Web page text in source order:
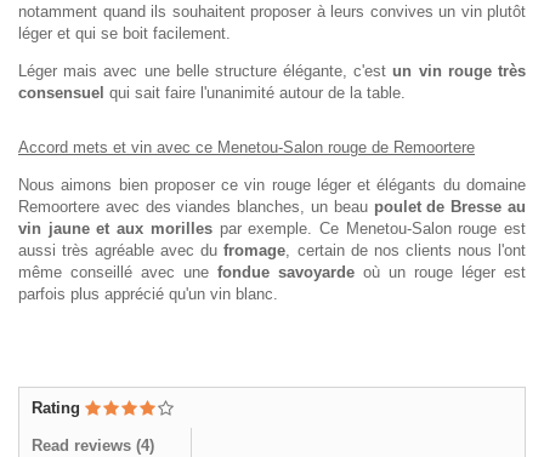
notamment quand ils souhaitent proposer à leurs convives un vin plutôt
léger et qui se boit facilement.
Léger mais avec une belle structure élégante, c'estun vin rouge très
consensuel qui sait faire l'unanimité autour de la table.
Accord mets et vin avec ce Menetou-Salon rouge de Remoortere
Nous aimons bien proposer ce vin rouge léger et élégants du domaine
Remoortere avec des viandes blanches, un beau poulet de Bresse au
vin jaune et aux morillespar exemple. Ce Menetou-Salon rouge est
aussi très agréable avec dufromage , certain de nos clients nous l'ont
même conseillé avec une fondue savoyarde où un rouge léger est
parfois plus apprécié qu'un vin blanc.
Rating
Read reviews (4)